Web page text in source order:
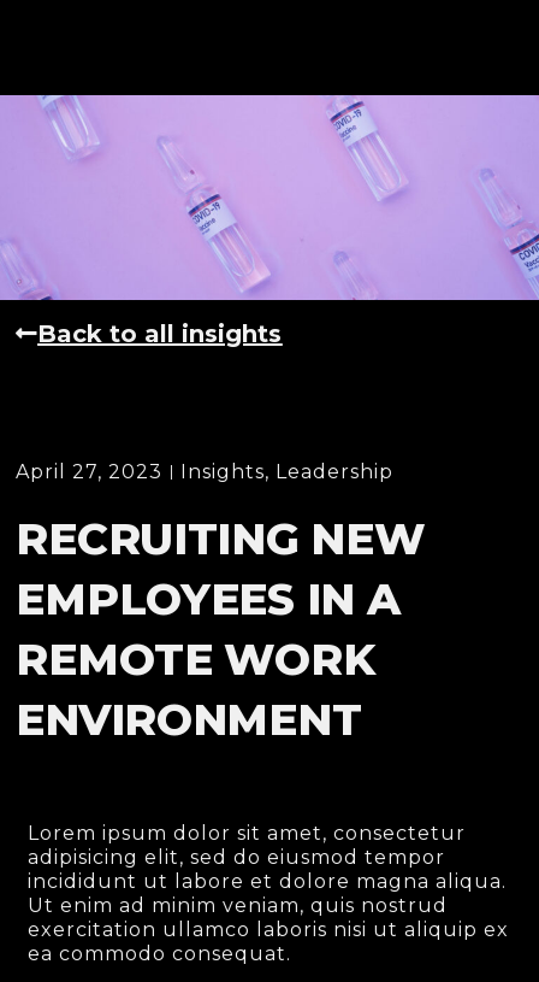
Back to all insights
April 27, 2023 Insights, Leadership
RECRUITING NEW
EMPLOYEES IN A
REMOTE WORK
ENVIRONMENT
Lorem ipsum dolor sit amet, consectetur
adipisicing elit, sed do eiusmod tempor
incididunt ut labore et dolore magna aliqua.
Ut enim ad minim veniam, quis nostrud
exercitation ullamco laboris nisi ut aliquip ex
ea commodo consequat.